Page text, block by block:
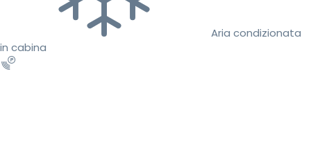
Aria condizionata
in cabina